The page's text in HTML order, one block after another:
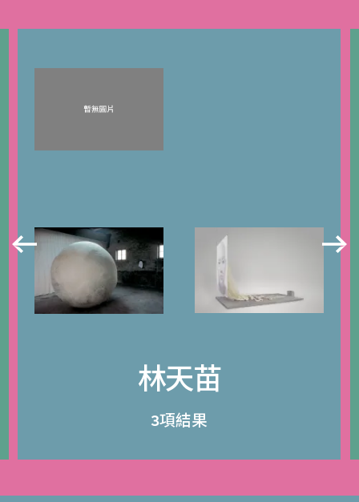
林天苗
3項結果